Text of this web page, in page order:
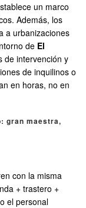
un marco
Además, los
a urbanizaciones
de El
de intervención y
de inquilinos o
en horas, no en
gran maestra,
con la misma
+ trastero +
el personal